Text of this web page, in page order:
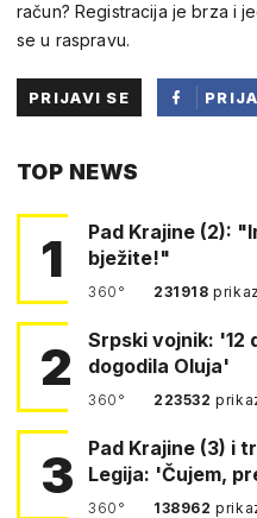
račun? Registracija je brza i
se u raspravu.
PRIJAVI SE
TOP NEWS
1
Pad Krajine (2):
bježite!"
360° 231918
2
Srpski vojnik: '12
dogodila Oluja'
360° 223532
3
Pad Krajine (3) i
Legija: 'Čujem,
360° 138962